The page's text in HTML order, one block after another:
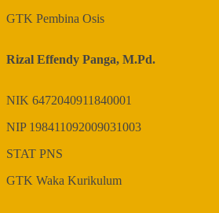
GTK Pembina Osis
Rizal Effendy Panga, M.Pd.
NIK 6472040911840001
NIP 198411092009031003
STAT PNS
GTK Waka Kurikulum